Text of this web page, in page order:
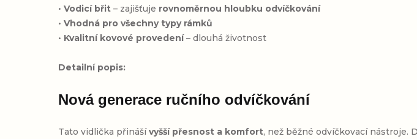
•Vodicí břit – zajišťuje rovnoměrnou hloubku odvíčkování
•Vhodná pro všechny typy rámků
• Kvalitní kovové provedení– dlouhá životnost
Detailní popis:
Nová generace ručního odvíčkování
Tato vidlička přinášívyšší přesnost a komfort, než běžné odvíčkovací nástroje.